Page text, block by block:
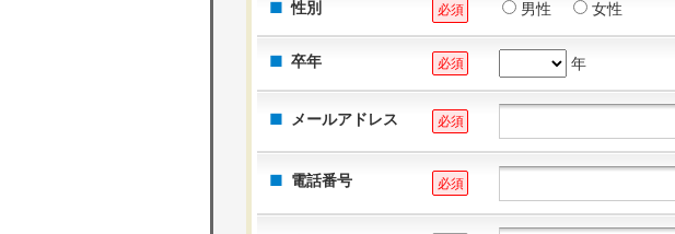
性別 必須 男性 女性
卒年 必須 年
メールアドレス 必須
電話番号 必須